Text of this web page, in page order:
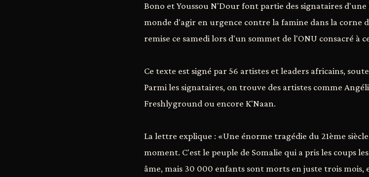
Bono et Youssou N'Dour font partie des signataires
monde d'agir en urgence contre la famine dans la corne
remise ce samedi lors d'un sommet de l'ONU consacré à
Ce texte est signé par 56 artistes et leaders africains,
Parmi les signataires, on trouve des artistes comme
Freshlyground ou encore K'Naan.
La lettre explique : «Une énorme tragédie du 21ème
moment. C'est le peuple de Somalie qui a pris les coups
âme, mais 30 000 enfants sont morts en juste trois mois,